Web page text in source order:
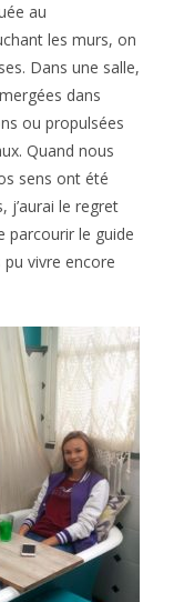
au
les murs, on
Dans une salle,
dans
ou propulsées
Quand nous
sens ont été
j’aurai le regret
parcourir le guide
vivre encore